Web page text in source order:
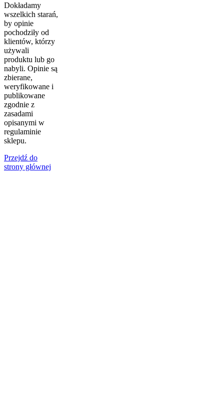
Dokładamy
wszelkich starań,
by opinie
pochodziły od
klientów, którzy
używali
produktu lub go
nabyli. Opinie są
zbierane,
weryfikowane i
publikowane
zgodnie z
zasadami
opisanymi w
regulaminie
sklepu.
Przejdź do
strony głównej